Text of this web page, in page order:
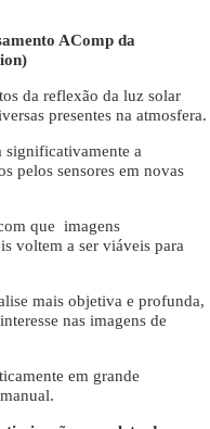
AComp da
da reflexão da luz solar
presentes na atmosfera.
significativamente a
pelos sensores em novas
que imagens
voltem a ser viáveis para
mais objetiva e profunda,
nas imagens de
em grande